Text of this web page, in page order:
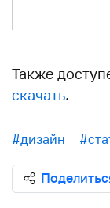
Также
скачать.
#дизайн